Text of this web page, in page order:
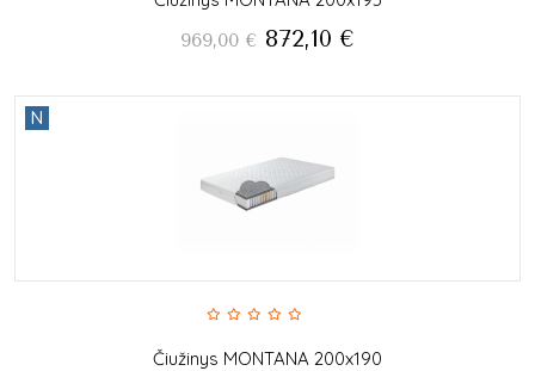
969,00 € 872,10 €
N
Čiužinys MONTANA 200x190